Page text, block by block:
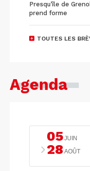
Presqu'île de
prend forme
TOUTES LES
Agenda
05JUIN
28 AOÛT